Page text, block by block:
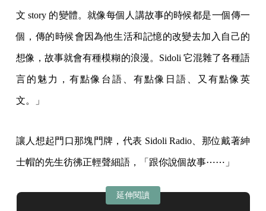
文 story 的變體。就像每個人講故事的時候都是一個傳一
個，傳的時候會因為他生活和記憶的改變去加入自己的
想像，故事就會有種模糊的浪漫。Sidoli 它混雜了各種語
言的魅力，有點像台語、有點像日語、又有點像英
文。」
讓人想起門口那塊門牌，代表 Sidoli Radio、那位戴著紳
士帽的先生彷彿正輕聲細語，「跟你說個故事⋯⋯」
延伸閱讀